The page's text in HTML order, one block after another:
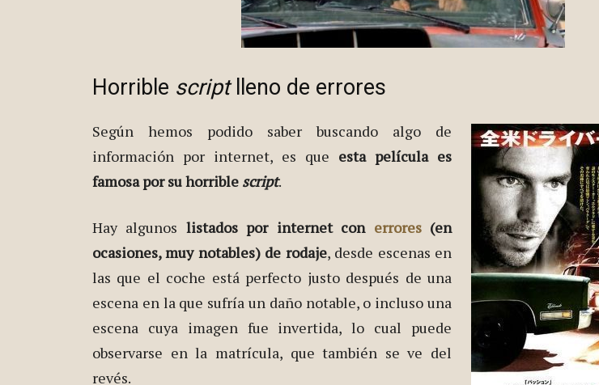
Horrible scriptlleno de errores
Según hemos podido saber buscando algo de
información por internet, es que esta película es
famosa por su horrible script.
Hay algunos listados por internet con errores(en
ocasiones, muy notables) de rodaje, desde escenas en
las que el coche está perfecto justo después de una
escena en la que sufría un daño notable, o incluso una
escena cuya imagen fue invertida, lo cual puede
observarse en la matrícula, que también se ve del
revés.